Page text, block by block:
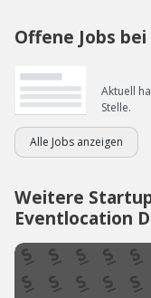
Offene Jobs
Aktuell
Stelle.
Alle Jobs anzeigen
Weitere
Eventlocation